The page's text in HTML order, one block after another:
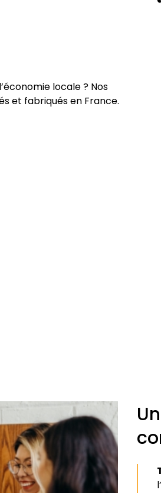
locale ? Nos
et fabriqués en France.